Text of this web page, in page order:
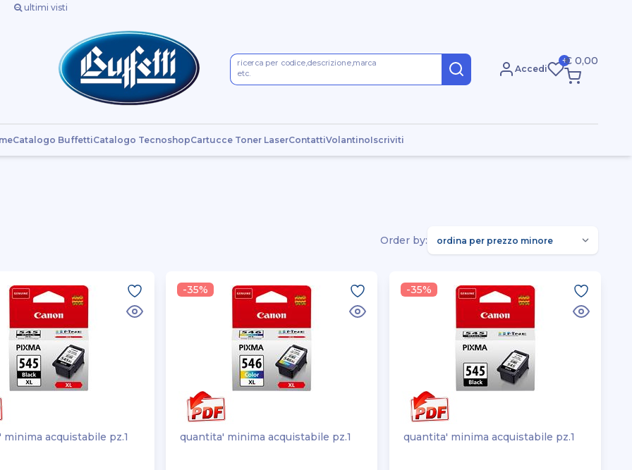
ultimi visti
ricerca per codice,descrizione,marca
etc.
Accedi
+€ 0,00
Catalogo BuffettiCatalogo TecnoshopCartucce Toner LaserContattiVolantinoIscriviti
Order by:
acquistabile pz.1 quantita' minima acquistabile pz.1
-35%
quantita' minima acquistabile pz.1
-35%